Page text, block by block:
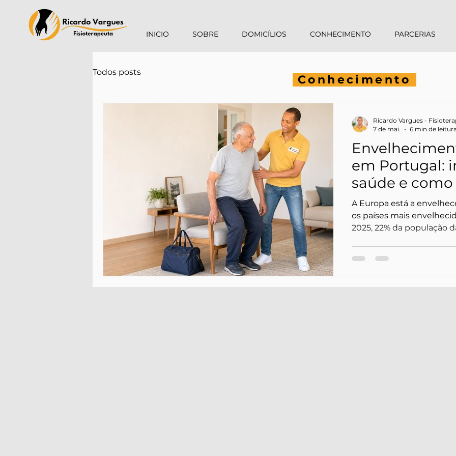
INICIO SOBRE DOMICÍLIOS CONHECIMENTO PARCERIAS
Todos posts
em Portugal:
saúde e
pode ajudar
A Europa está a
os países mais
2025, 22% da população
mais quedas, mais dor
Ricardo Vargues -
7 de mai.
6 min de leitura
Conhecimento